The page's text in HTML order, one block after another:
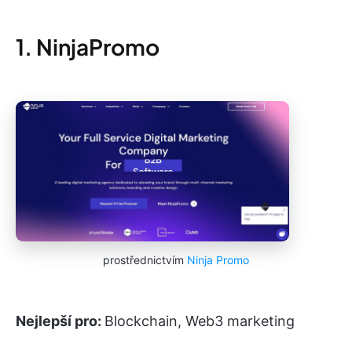
1. NinjaPromo
prostřednictvím Ninja Promo
Nejlepší pro: Blockchain, Web3 marketing